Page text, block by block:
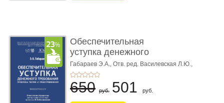
Обеспечительная
уступка денежного
требования ...
Габараев Э.А., Отв. ред. Василевская Л.Ю.,
вступ. сл. Каретина М.Г.
650 руб. 501 руб.